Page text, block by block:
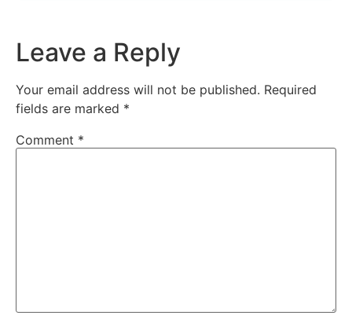
Leave a Reply
Your email address will not be published. Required
fields are marked *
Comment *